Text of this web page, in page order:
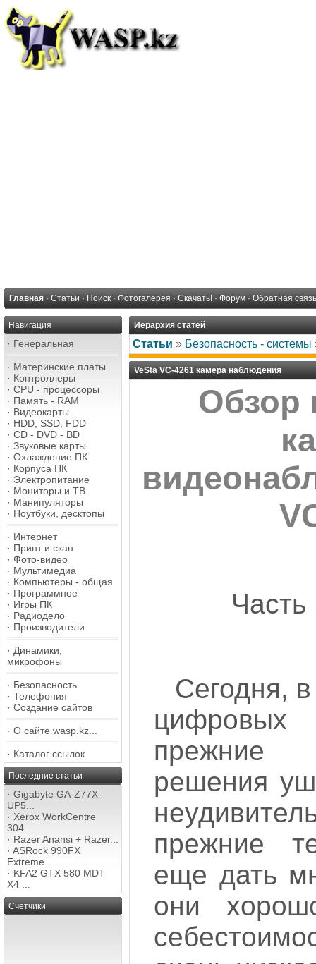
Главная · Статьи · Поиск · Фотогалерея · Скачать! · Форум · Обратная связь
Навигация
· Генеральная
· Материнские платы
· Контроллеры
· CPU - процессоры
· Память - RAM
· Видеокарты
· HDD, SSD, FDD
· CD - DVD - BD
· Звуковые карты
· Охлаждение ПК
· Корпуса ПК
· Электропитание
· Мониторы и ТВ
· Манипуляторы
· Ноутбуки, десктопы
· Интернет
· Принт и скан
· Фото-видео
· Мультимедиа
· Компьютеры - общая
· Программное
· Игры ПК
· Радиодело
· Производители
· Динамики,
микрофоны
· Безопасность
· Телефония
· Создание сайтов
· О сайте wasp.kz...
· Каталог ссылок
Последние статьи
· Gigabyte GA-Z77X-
UP5...
· Xerox WorkCentre
304...
· Razer Anansi + Razer...
· ASRock 990FX
Extreme...
· KFA2 GTX 580 MDT
X4 ...
Счетчики
Иерархия статей
Статьи » Безопасность - системы
VeSta VC-4261 камера наблюдения
Обзор
Сегодня,
решения
прежние
еще дать
они